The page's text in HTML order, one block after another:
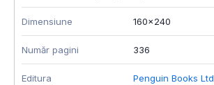
Dimensiune 160x240
Număr pagini 336
Editura Penguin Books Ltd